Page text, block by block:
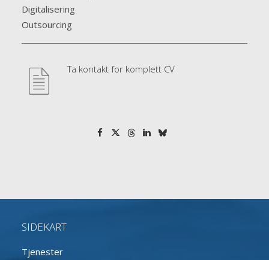
Digitalisering
Outsourcing
Ta kontakt for komplett CV
SIDEKART
Tjenester